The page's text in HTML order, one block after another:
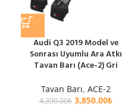
Audi Q3 2019 Model ve
Sonrası Uyumlu Ara Atkı
Tavan Barı (Ace-2) Gri
Tavan Barı, ACE-2
4,390.00₺ 3,850.00₺